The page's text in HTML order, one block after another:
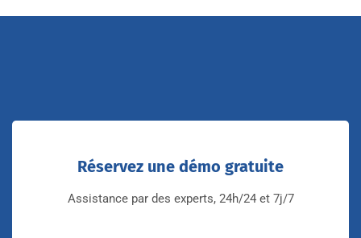
Réservez une démo gratuite
Assistance par des experts, 24h/24 et 7j/7